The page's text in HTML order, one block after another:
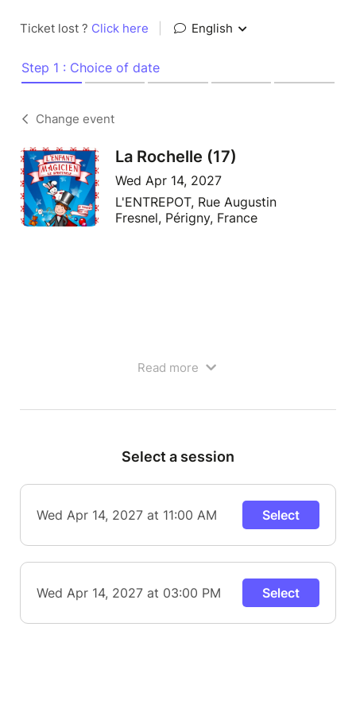
Ticket lost ? Click here English
Step 1 : Choice of date
Change event
La Rochelle (17)
Wed Apr 14, 2027
L'ENTREPOT, Rue Augustin
Fresnel, Périgny, France
L'enfant magicien est un spectacle de magie
théâtralisé qui se démarque par sa singularité dans
l'approche envers les enfants et son côté très
Read more
Select a session
Wed Apr 14, 2027 at 11:00 AM Select
Wed Apr 14, 2027 at 03:00 PM Select